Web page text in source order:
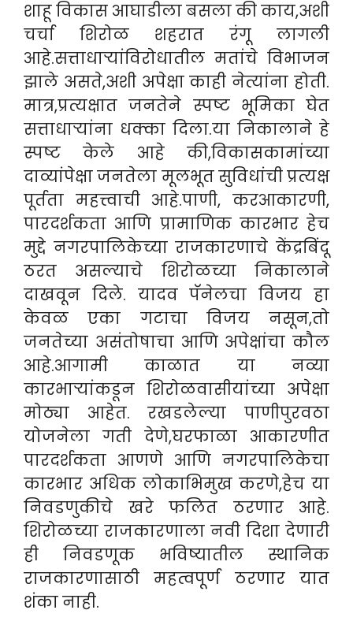
शाहू विकास आघाडीला बसला की काय,अशी
चर्चा शिरोळ शहरात रंगू लागली
आहे.सत्ताधाऱ्यांविरोधातील मतांचे विभाजन
झाले असते,अशी अपेक्षा काही नेत्यांना होती.
मात्र,प्रत्यक्षात जनतेने स्पष्ट भूमिका घेत
सत्ताधाऱ्यांना धक्का दिला.या निकालाने हे
स्पष्ट केले आहे की,विकासकामांच्या
दाव्यांपेक्षा जनतेला मूलभूत सुविधांची प्रत्यक्ष
पूर्तता महत्त्वाची आहे.पाणी, करआकारणी,
पारदर्शकता आणि प्रामाणिक कारभार हेच
मुद्दे नगरपालिकेच्या राजकारणाचे केंद्रबिंदू
ठरत असल्याचे शिरोळच्या निकालाने
दाखवून दिले. यादव पॅनेलचा विजय हा
केवळ एका गटाचा विजय नसून,तो
जनतेच्या असंतोषाचा आणि अपेक्षांचा कौल
आहे.आगामी काळात या नव्या
कारभाऱ्यांकडून शिरोळवासीयांच्या अपेक्षा
मोठ्या आहेत. रखडलेल्या पाणीपुरवठा
योजनेला गती देणे,घरफाळा आकारणीत
पारदर्शकता आणणे आणि नगरपालिकेचा
कारभार अधिक लोकाभिमुख करणे,हेच या
निवडणुकीचे खरे फलित ठरणार आहे.
शिरोळच्या राजकारणाला नवी दिशा देणारी
ही निवडणूक भविष्यातील स्थानिक
राजकारणासाठी महत्वपूर्ण ठरणार यात
शंका नाही.